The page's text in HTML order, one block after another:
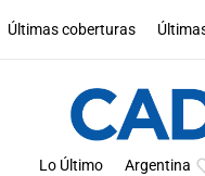
Últimas coberturas
Lo Último Argentina